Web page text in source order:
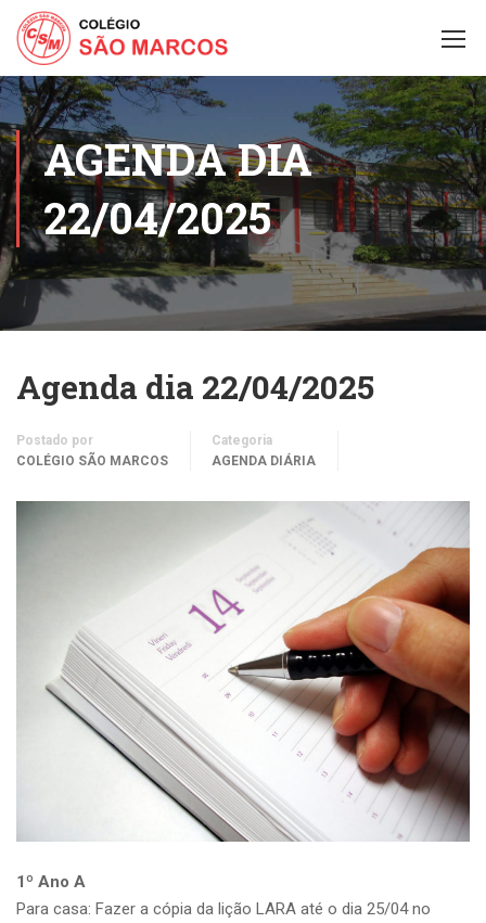
AGENDA DIA
22/04/2025
Agenda dia 22/04/2025
Postado por
COLÉGIO SÃO MARCOS
Categoria
AGENDA DIÁRIA
1º Ano A
Para casa: Fazer a cópia da lição LARA até o dia 25/04 no